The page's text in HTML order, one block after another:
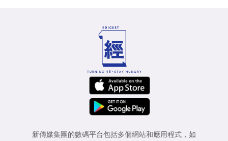
新傳媒集團的數碼平台包括多個網站和應用程式，如